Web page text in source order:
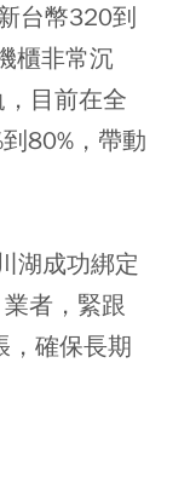
台幣320到
櫃非常沉
目前在全
80%，帶動
湖成功綁定
者，緊跟
，確保長期